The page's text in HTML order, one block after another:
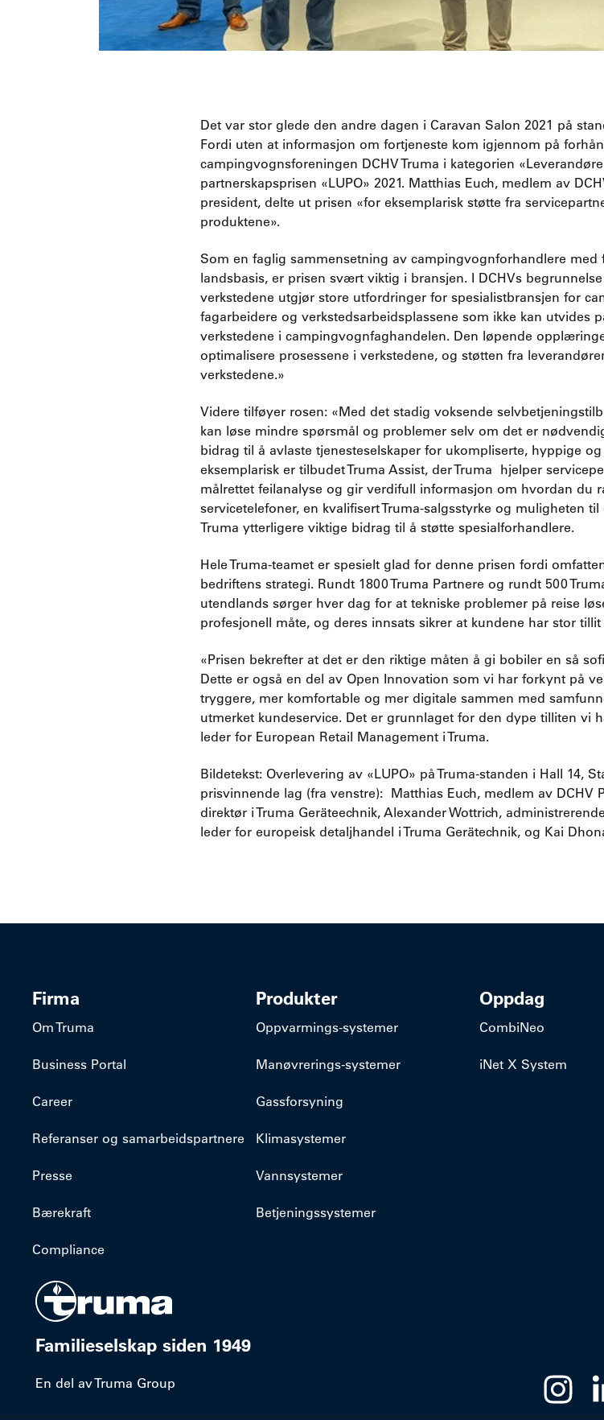
Det var stor glede den andre dagen i Caravan Salon 2021 på
Fordi uten at informasjon om fortjeneste kom igjennom på
campingvognsforeningen DCHV Truma i kategorien
partnerskapsprisen «LUPO» 2021. Matthias Euch, medlem av
president, delte ut prisen «for eksemplarisk støtte fra
produktene».
Som en faglig sammensetning av campingvognforhandlere
landsbasis, er prisen svært viktig i bransjen. I DCHVs
verkstedene utgjør store utfordringer for spesialistbransjen for
fagarbeidere og verkstedsarbeidsplassene som ikke kan utvides
verkstedene i campingvognfaghandelen. Den løpende
optimalisere prosessene i verkstedene, og støtten fra
verkstedene.»
Videre tilføyer rosen: «Med det stadig voksende
kan løse mindre spørsmål og problemer selv om det er
bidrag til å avlaste tjenesteselskaper for ukompliserte, hyppige
eksemplarisk er tilbudet Truma Assist, der Truma hjelper
målrettet feilanalyse og gir verdifull informasjon om hvordan du
servicetelefoner, en kvalifisert Truma-salgsstyrke og muligheten
Truma ytterligere viktige bidrag til å støtte spesialforhandlere.
Hele Truma-teamet er spesielt glad for denne prisen fordi
bedriftens strategi. Rundt 1800 Truma Partnere og rundt 500
utendlands sørger hver dag for at tekniske problemer på reise
profesjonell måte, og deres innsats sikrer at kundene har stor
«Prisen bekrefter at det er den riktige måten å gi bobiler en så
Dette er også en del av Open Innovation som vi har forkynt på
tryggere, mer komfortable og mer digitale sammen med
utmerket kundeservice. Det er grunnlaget for den dype tilliten vi
leder for European Retail Management i Truma.
Bildetekst: Overlevering av «LUPO» på Truma-standen i Hall 14,
prisvinnende lag (fra venstre): Matthias Euch, medlem av DCHV
direktør i Truma Geräteechnik, Alexander Wottrich,
leder for europeisk detaljhandel i Truma Gerätechnik, og Kai
Firma
Om Truma
Business Portal
Career
Referanser og samarbeidspartnere
Presse
Bærekraft
Compliance
Produkter
​Oppvarmings-systemer
​Manøvrerings-systemer
Gassforsyning
Klimasystemer
Vannsystemer
Betjeningssystemer
Oppdag
CombiNeo
iNet X System
Familieselskap siden 1949
En del av Truma Group